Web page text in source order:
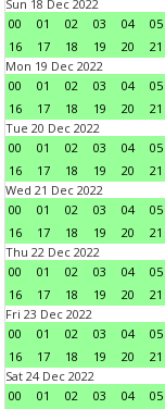
Sun 18 Dec 2022
00
01 02 03 04 05
16
17 18 19 20 21
Mon 19 Dec 2022
00
01 02 03 04 05
16
17 18 19 20 21
Tue 20 Dec 2022
00
01 02 03 04 05
16
17 18 19 20 21
Wed 21 Dec 2022
00
01 02 03 04 05
16
17 18 19 20 21
Thu 22 Dec 2022
00
01 02 03 04 05
16
17 18 19 20 21
Fri 23 Dec 2022
00
01 02 03 04 05
16
17 18 19 20 21
Sat 24 Dec 2022
00
01 02 03 04 05